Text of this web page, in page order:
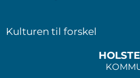
Kulturen til forskel